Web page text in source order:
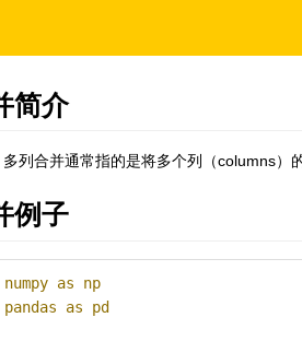
简介
列合并通常指的是将多个列（columns）
例子
numpy as np
pandas as pd